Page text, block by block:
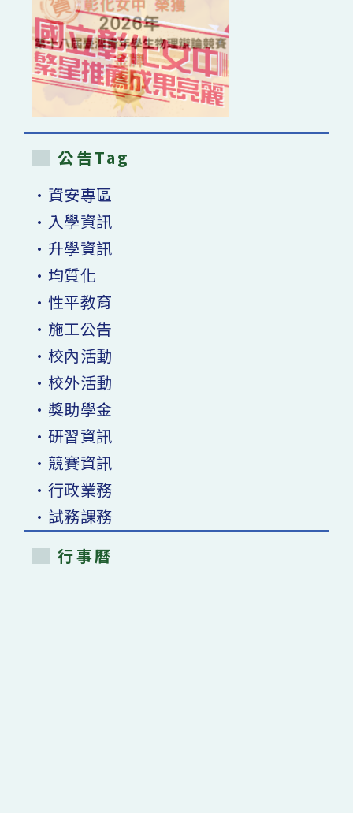
公告Tag
•資安專區
•入學資訊
•升學資訊
•均質化
•性平教育
•施工公告
•校內活動
•校外活動
•獎助學金
•研習資訊
•競賽資訊
•行政業務
•試務課務
行事曆